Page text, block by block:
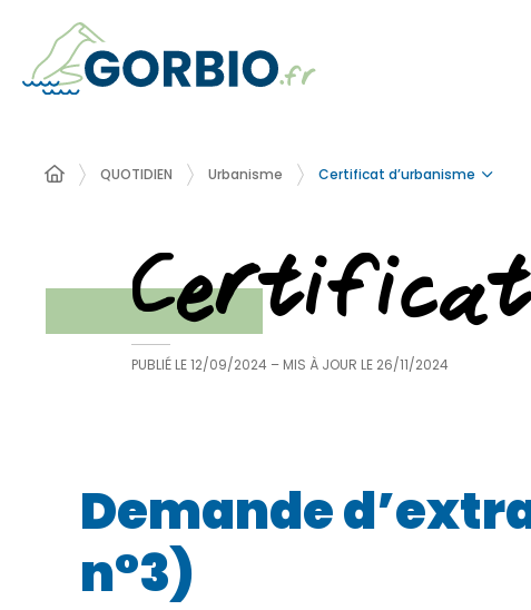
QUOTIDIEN Urbanisme Certificat d’urbanisme
Certificat
PUBLIÉ LE12/09/2024 – MIS À JOUR LE 26/11/2024
Demande
n°3)